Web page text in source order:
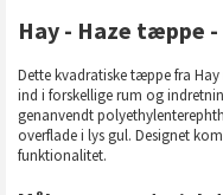
Hay - Haze tæppe -
Dette kvadratiske tæppe fra
ind i forskellige rum og
genanvendt
overflade i lys gul. Designet
funktionalitet.